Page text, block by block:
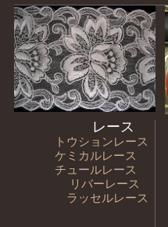
レース
トウションレース
ケミカルレース
チュールレース
リバーレース
ラッセルレース